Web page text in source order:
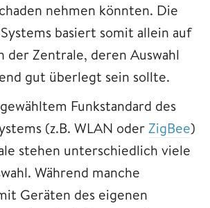
nehmen könnten. Die
basiert somit allein auf
der Zentrale, deren Auswahl
gut überlegt sein sollte.
Funkstandard des
(z.B. WLAN oderZigBee)
stehen unterschiedlich viele
Während manche
Geräten des eigenen